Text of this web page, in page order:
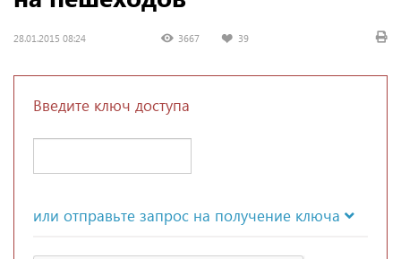
28.01.2015 08:24 3667 39
Введите ключ доступа
или отправьте запрос на получение ключа